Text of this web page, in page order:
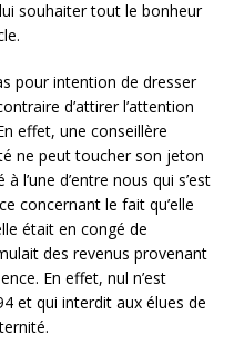
souhaiter tout le bonheur
pour intention de dresser
d’attirer l’attention
effet, une conseillère
ne peut toucher son jeton
l’une d’entre nous qui s’est
concernant le fait qu’elle
était en congé de
des revenus provenant
En effet, nul n’est
et qui interdit aux élues de